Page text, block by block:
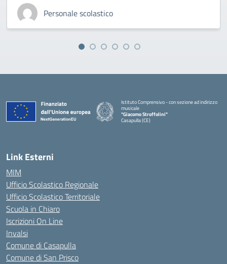
Personale scolastico
Istituto Comprensivo - con sezione ad indirizzo
musicale
"Giacomo Stroffolini"
Casapulla (CE)
Link Esterni
MIM
Ufficio Scolastico Regionale
Ufficio Scolastico Territoriale
Scuola in Chiaro
Iscrizioni On Line
Invalsi
Comune di Casapulla
Comune di San Prisco